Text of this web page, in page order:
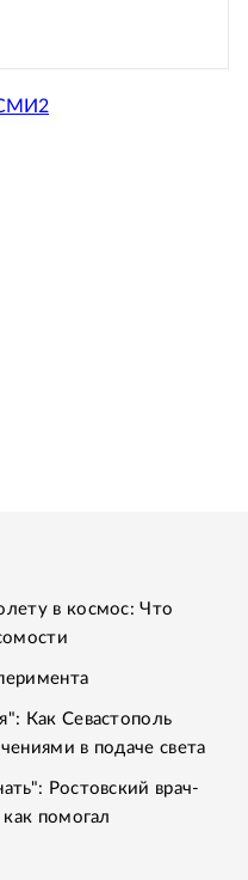
в космос: Что
Как Севастополь
в подаче света
Ростовский врач-
как помогал